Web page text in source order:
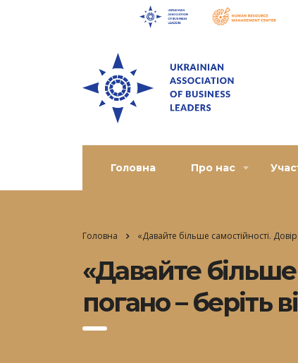
Головна Про нас
Головна «Давайте більше самостійності.
«Давайте
погано – беріть